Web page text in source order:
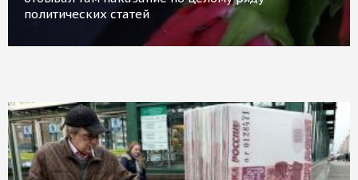
политических статей